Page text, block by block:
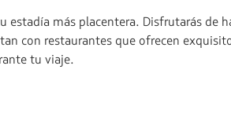
más placentera. Disfrutarás de
con restaurantes que ofrecen
tu viaje.